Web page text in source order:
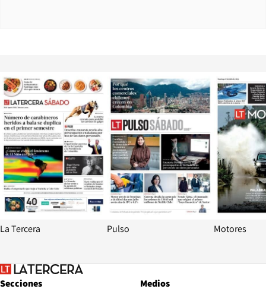
Opens in new window
La Tercera
Opens in
Pulso Motores
Secciones
Medios